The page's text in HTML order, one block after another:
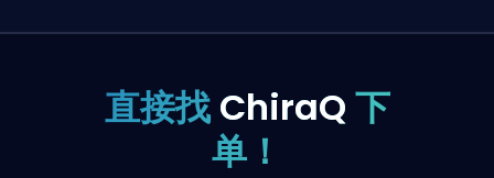
直接找 ChiraQ 下
单！